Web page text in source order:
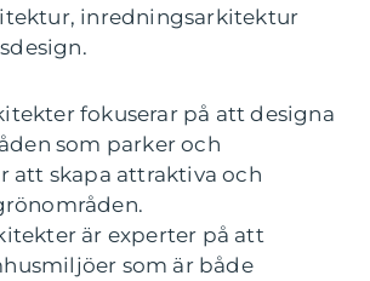
inredningsarkitektur
fokuserar på att designa
som parker och
att skapa attraktiva och
är experter på att
som är både